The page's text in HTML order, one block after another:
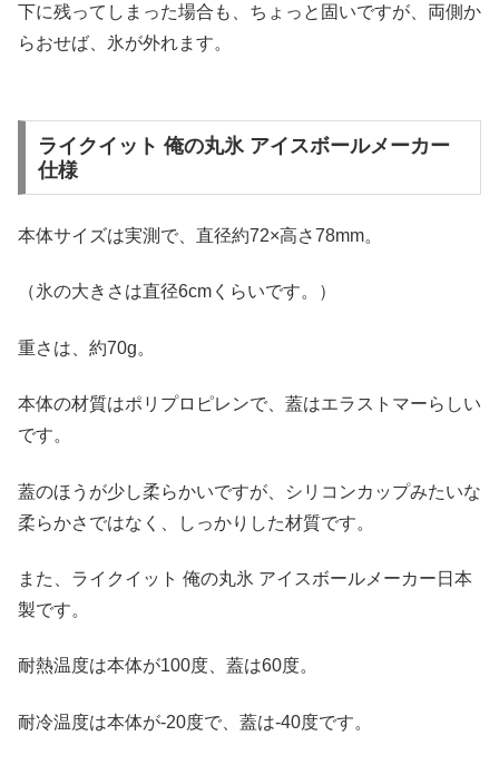
下に残ってしまった場合も、ちょっと固いですが、両側か
らおせば、氷が外れます。
ライクイット 俺の丸氷 アイスボールメーカー
仕様
本体サイズは実測で、直径約72×高さ78mm。
（氷の大きさは直径6cmくらいです。）
重さは、約70g。
本体の材質はポリプロピレンで、蓋はエラストマーらしい
です。
蓋のほうが少し柔らかいですが、シリコンカップみたいな
柔らかさではなく、しっかりした材質です。
また、ライクイット 俺の丸氷 アイスボールメーカー日本
製です。
耐熱温度は本体が100度、蓋は60度。
耐冷温度は本体が-20度で、蓋は-40度です。